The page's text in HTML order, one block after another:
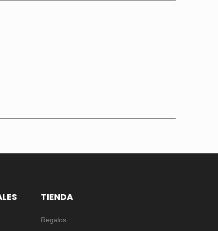
TIENDA
Regalos